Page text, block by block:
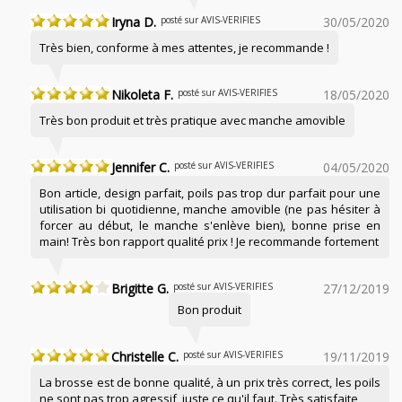
Iryna D. posté sur AVIS-VERIFIES 30/05/2020
Très bien, conforme à mes attentes, je recommande !
Nikoleta F. posté sur AVIS-VERIFIES 18/05/2020
Très bon produit et très pratique avec manche amovible
Jennifer C. posté sur AVIS-VERIFIES 04/05/2020
Bon article, design parfait, poils pas trop dur parfait pour une
utilisation bi quotidienne, manche amovible (ne pas hésiter à
forcer au début, le manche s'enlève bien), bonne prise en
main! Très bon rapport qualité prix ! Je recommande fortement
Brigitte G. posté sur AVIS-VERIFIES 27/12/2019
Bon produit
Christelle C. posté sur AVIS-VERIFIES 19/11/2019
La brosse est de bonne qualité, à un prix très correct, les poils
ne sont pas trop agressif, juste ce qu'il faut. Très satisfaite